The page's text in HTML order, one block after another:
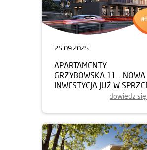
25.09.2025
APARTAMENTY
GRZYBOWSKA 11 - NOWA
INWESTYCJA JUŻ W
dowiedz